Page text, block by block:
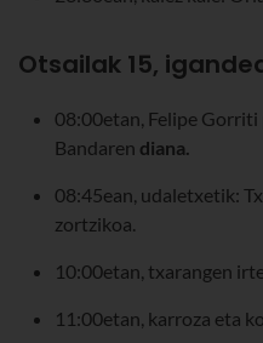
Otsailak 15,
08:00etan, Felipe
Bandaren diana.
08:45ean, udaletxetik:
zortzikoa.
10:00etan, txarangen
11:00etan, karroza eta